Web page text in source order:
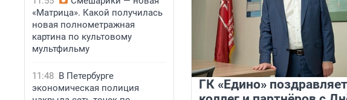
«Матрица». Какой получилась
новая полнометражная
картина по культовому
мультфильму
11:48 В Петербурге
экономическая полиция
ГК «Едино» поздравляет